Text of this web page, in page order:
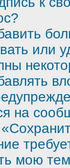
или
на
мою